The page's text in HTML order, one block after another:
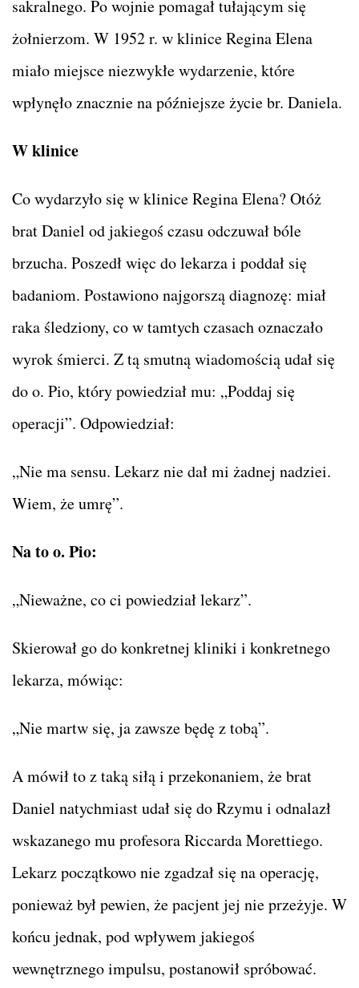
sakralnego. Po wojnie pomagał tułającym się
żołnierzom. W 1952 r. w klinice Regina Elena
miało miejsce niezwykłe wydarzenie, które
wpłynęło znacznie na późniejsze życie br. Daniela.
W klinice
Co wydarzyło się w klinice Regina Elena? Otóż
brat Daniel od jakiegoś czasu odczuwał bóle
brzucha. Poszedł więc do lekarza i poddał się
badaniom. Postawiono najgorszą diagnozę: miał
raka śledziony, co w tamtych czasach oznaczało
wyrok śmierci. Z tą smutną wiadomością udał się
do o. Pio, który powiedział mu: „Poddaj się
operacji”. Odpowiedział:
„Nie ma sensu. Lekarz nie dał mi żadnej nadziei.
Wiem, że umrę”.
Na to o. Pio:
„Nieważne, co ci powiedział lekarz”.
Skierował go do konkretnej kliniki i konkretnego
lekarza, mówiąc:
„Nie martw się, ja zawsze będę z tobą”.
A mówił to z taką siłą i przekonaniem, że brat
Daniel natychmiast udał się do Rzymu i odnalazł
wskazanego mu profesora Riccarda Morettiego.
Lekarz początkowo nie zgadzał się na operację,
ponieważ był pewien, że pacjent jej nie przeżyje. W
końcu jednak, pod wpływem jakiegoś
wewnętrznego impulsu, postanowił spróbować.